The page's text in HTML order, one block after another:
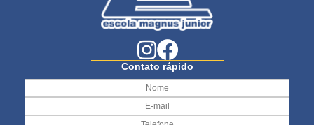
Contato rápido